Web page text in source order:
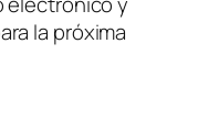
la próxima